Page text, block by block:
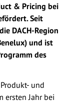
& Pricing bei
Seit
DACH-Region
und ist
des
und
ersten Jahr bei